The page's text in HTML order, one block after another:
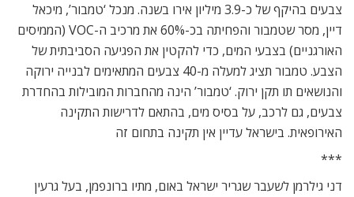
צבעים בהיקף של כ-3.9 מיליון אירו בשנה. מנכל ‘טמבור’, מיכאל
דיין, מסר שטמבור והפחיתה בכ-60% את מרכיב ה-VOC (הממיסים
האורגניים) בצבעי המים, כדי להקטין את הפגיעה הסביבתית של
הצבע. טמבור תציג למעלה מ-40 צבעים המתאימים לבנייה ירוקה
והנושאים תו תקן ירוק. ‘טמבור’ הינה מהחברות המובילות בהחדרת
צבעים, גם לרכב, על בסיס מים, בהתאם לדרישות התקינה
האירופאית. בישראל עדיין אין תקינה בתחום זה
***
דני גילרמן לשעבר שגריר ישראל באום, מתיו ברונפמן, בעל גרעין